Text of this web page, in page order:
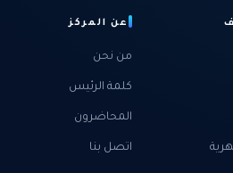
عن المركز
من نحن
كلمة الرئيس
المحاضرون
اتصل بنا